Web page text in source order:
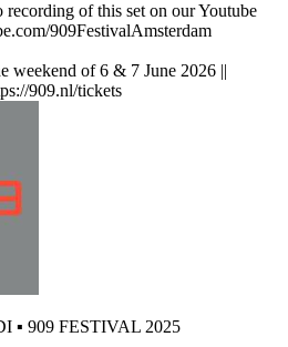
of this set on our Youtube
909FestivalAmsterdam
weekend of 6 & 7 June 2026 ||
909.nl/tickets
▪ 909 FESTIVAL 2025